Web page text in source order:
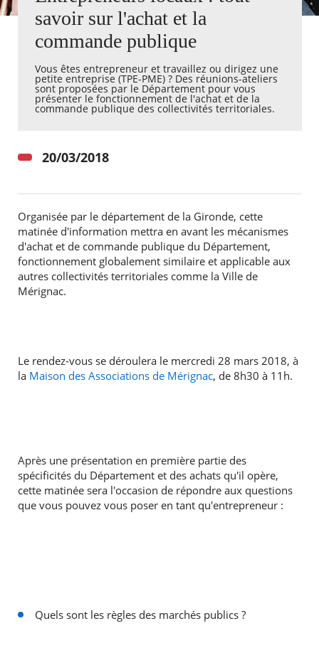
Actualités
Kiosque
Espace de services en ligne
RECHERCHER ...
savoir sur l'achat et la
commande publique
Vous êtes entrepreneur et travaillez ou dirigez une
petite entreprise (TPE-PME) ? Des réunions-ateliers
sont proposées par le Département pour vous
présenter le fonctionnement de l'achat et de la
commande publique des collectivités territoriales.
20/03/2018
Organisée par le département de la Gironde, cette
matinée d'information mettra en avant les mécanismes
d'achat et de commande publique du Département,
fonctionnement globalement similaire et applicable aux
autres collectivités territoriales comme la Ville de
Mérignac.
Le rendez-vous se déroulera le mercredi 28 mars 2018, à
la Maison des Associations de Mérignac, de 8h30 à 11h.
Après une présentation en première partie des
spécificités du Département et des achats qu'il opère,
cette matinée sera l'occasion de répondre aux questions
que vous pouvez vous poser en tant qu'entrepreneur :
Quels sont les règles des marchés publics ?